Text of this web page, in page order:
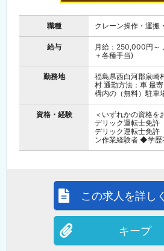
職種 クレーン操作・運搬
給与
月給：250,000円～
＋各種手当)
勤務地
福島県西白河郡泉崎
村 通勤方法：車 最
構内の（無料）駐車
資格・経験
＜いずれかの資格を
デリック運転士免許
デリック運転士免
ン作業経験者 ◆学歴
この求人を詳し
キープ